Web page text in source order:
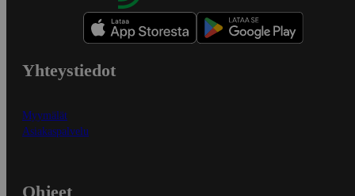
Yhteystiedot
Myymälät
Asiakaspalvelu
Ohjeet